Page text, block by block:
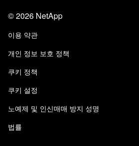
알아보기
Trust Center
책임 및 지속가능성
품질 인증
NetApp Instaclustr
블로그
고객 경험
고객 사례
사이트 피드백
액세스 가능성
이메일 구독
©2026 NetApp
이용 약관
개인 정보 보호 정책
쿠키 정책
쿠키 설정
노예제 및 인신매매 방지 성명
법률